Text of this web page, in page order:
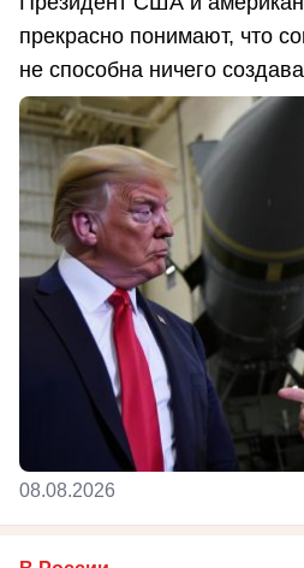
прекрасно понимают, что
не способна ничего
08.08.2026